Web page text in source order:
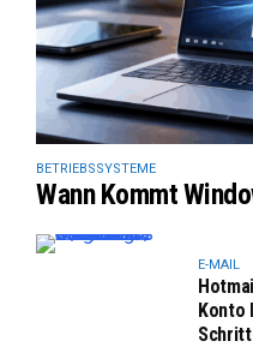
BETRIEBSSYSTEME
Wann Kommt
E-MAIL
Konto